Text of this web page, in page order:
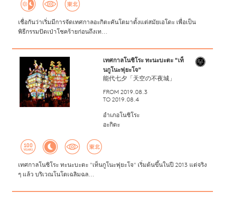
เชื่อกันว่าเริ่มมีการจัดเทศกาลอะกิตะคันโตมาตั้งแต่สมัยเอโดะ เพื่อเป็น
พิธีกรรมปัดเป่าโชคร้ายก่อนถึงเท...
เทศกาลโนชิโระ ทะนะบะตะ "เท็
นกูโนะฟุยะโจ"
能代七夕「天空の不夜城」
FROM 2019.08.3
TO 2019.08.4
อำเภอโนชิโระ
อะกิตะ
เทศกาลโนชิโระ ทะนะบะตะ "เท็นกูโนะฟุยะโจ" เริ่มต้นขึ้นในปี 2013 แต่จริง
ๆ แล้ว บริเวณโนโตเฉลิมฉล...